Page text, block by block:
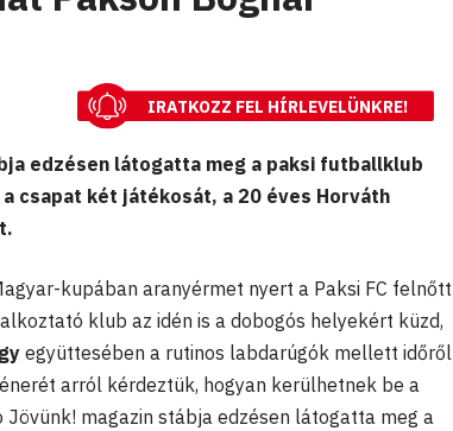
IRATKOZZ FEL HÍRLEVELÜNKRE!
edzésen látogatta meg a paksi futballklub
csapat két játékosát, a 20 éves Horváth
kupában aranyérmet nyert a Paksi FC felnőtt
klub az idén is a dobogós helyekért küzd,
együttesében a rutinos labdarúgók mellett időről
arról kérdeztük, hogyan kerülhetnek be a
magazin stábja edzésen látogatta meg a